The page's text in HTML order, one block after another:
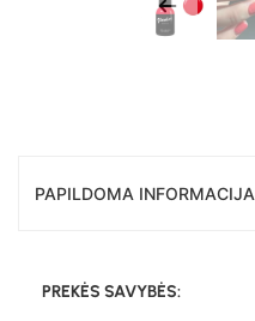
PAPILDOMA INFORMACIJA
PREKĖS SAVYBĖS: